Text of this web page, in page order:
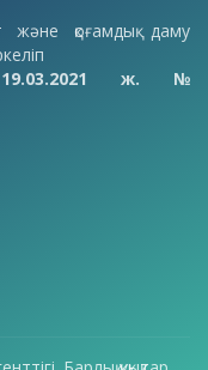
және қоғамдық даму
19.03.2021 ж. №